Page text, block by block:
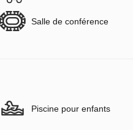
Salle de conférence
Piscine pour enfants